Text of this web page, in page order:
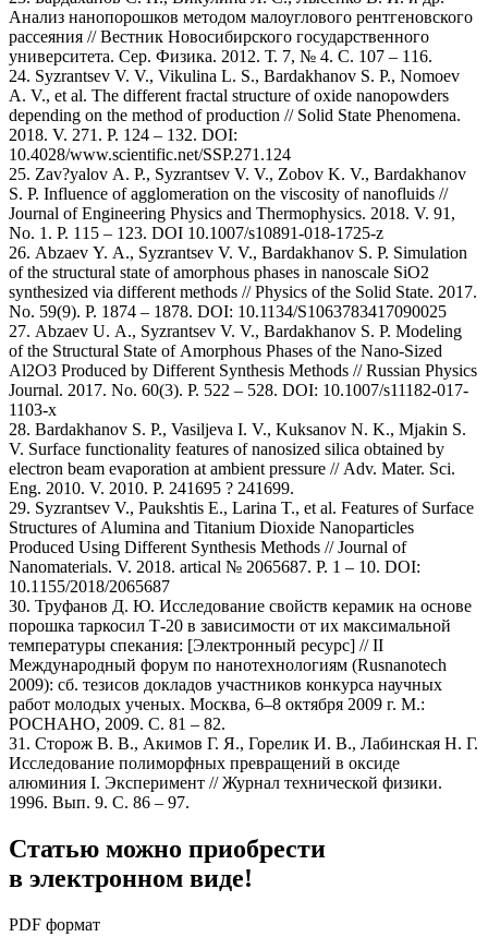
Анализ нанопорошков методом малоуглового рентгеновского
рассеяния // Вестник Новосибирского государственного
университета. Сер. Физика. 2012. Т. 7, № 4. С. 107 – 116.
24. Syzrantsev V. V., Vikulina L. S., Bardakhanov S. P., Nomoev
A. V., et al. The different fractal structure of oxide nanopowders
depending on the method of production // Solid State Phenomena.
2018. V. 271. P. 124 – 132. DOI:
10.4028/www.scientific.net/SSP.271.124
25. Zav?yalov A. P., Syzrantsev V. V., Zobov K. V., Bardakhanov
S. P. Influence of agglomeration on the viscosity of nanofluids //
Journal of Engineering Physics and Thermophysics. 2018. V. 91,
No. 1. P. 115 – 123. DOI 10.1007/s10891-018-1725-z
26. Abzaev Y. A., Syzrantsev V. V., Bardakhanov S. P. Simulation
of the structural state of amorphous phases in nanoscale SiO2
synthesized via different methods // Physics of the Solid State. 2017.
No. 59(9). Р. 1874 – 1878. DOI: 10.1134/S1063783417090025
27. Abzaev U. A., Syzrantsev V. V., Bardakhanov S. P. Modeling
of the Structural State of Amorphous Phases of the Nano-Sized
Al2O3 Produced by Different Synthesis Methods // Russian Physics
Journal. 2017. No. 60(3). Р. 522 – 528. DOI: 10.1007/s11182-017-
1103-x
28. Bardakhanov S. P., Vasiljeva I. V., Kuksanov N. K., Mjakin S.
V. Surface functionality features of nanosized silica obtained by
electron beam evaporation at ambient pressure // Adv. Mater. Sci.
Eng. 2010. V. 2010. Р. 241695 ? 241699.
29. Syzrantsev V., Paukshtis E., Larina T., et al. Features of Surface
Structures of Alumina and Titanium Dioxide Nanoparticles
Produced Using Different Synthesis Methods // Journal of
Nanomaterials. V. 2018. artical № 2065687. P. 1 – 10. DOI:
10.1155/2018/2065687
30. Труфанов Д. Ю. Исследование свойств керамик на основе
порошка таркосил Т-20 в зависимости от их максимальной
температуры спекания: [Электронный ресурс] // II
Международный форум по нанотехнологиям (Rusnanotech
2009): cб. тезисов докладов участников конкурса научных
работ молодых ученых. Москва, 6–8 октября 2009 г. М.:
РОСНАНО, 2009. С. 81 – 82.
31. Сторож В. В., Акимов Г. Я., Горелик И. В., Лабинская Н. Г.
Исследование полиморфных превращений в оксиде
алюминия I. Эксперимент // Журнал технической физики.
1996. Вып. 9. С. 86 – 97.
Статью можно приобрести
в электронном виде!
PDF формат